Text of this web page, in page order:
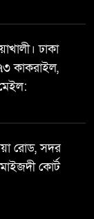
ঢাকা
কাকরাইল,
রোড, সদর
মাইজদী কোর্ট